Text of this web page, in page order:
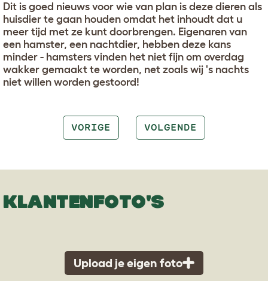
Dit is goed nieuws voor wie van plan is deze dieren als
huisdier te gaan houden omdat het inhoudt dat u
meer tijd met ze kunt doorbrengen. Eigenaren van
een hamster, een nachtdier, hebben deze kans
minder - hamsters vinden het niet fijn om overdag
wakker gemaakt te worden, net zoals wij 's nachts
niet willen worden gestoord!
VORIGE VOLGENDE
KLANTENFOTO'S
Upload je eigen foto